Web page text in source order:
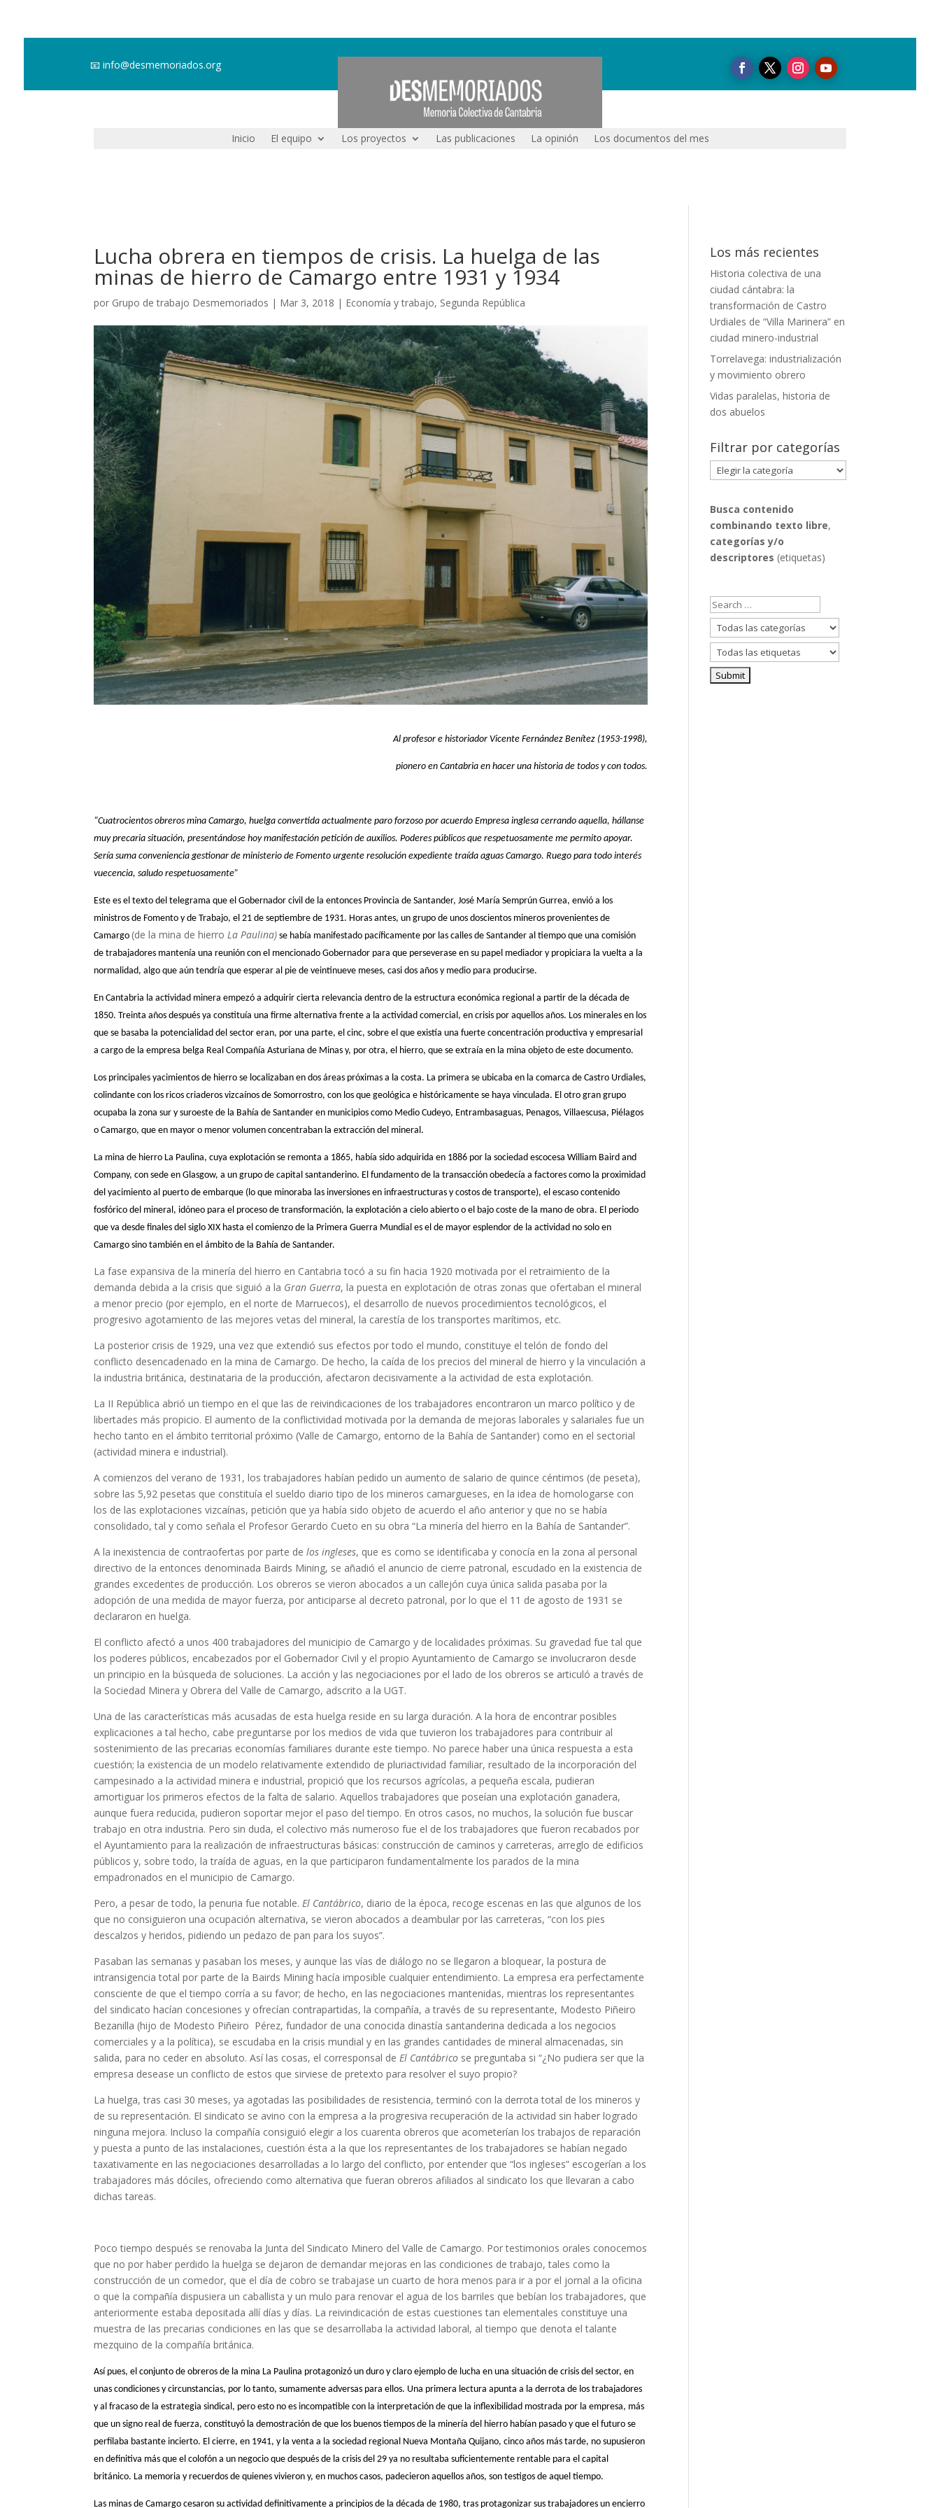
📧info@desmemoriados.org
Inicio El equipo Los proyectos Las publicaciones La opinión Los documentos del mes
Lucha obrera en tiempos de crisis. La huelga de las
minas de hierro de Camargo entre 1931 y 1934
por Grupo de trabajo Desmemoriados | Mar 3, 2018 | Economía y trabajo, Segunda República
Al profesor e historiador Vicente Fernández Benítez (1953-1998),
pionero en Cantabria en hacer una historia de todos y con todos.
“Cuatrocientos obreros mina Camargo, huelga convertida actualmente paro forzoso por acuerdo Empresa inglesa cerrando aquella, hállanse
muy precaria situación, presentándose hoy manifestación petición de auxilios. Poderes públicos que respetuosamente me permito apoyar.
Sería suma conveniencia gestionar de ministerio de Fomento urgente resolución expediente traída aguas Camargo. Ruego para todo interés
vuecencia, saludo respetuosamente”
Este es el texto del telegrama que el Gobernador civil de la entonces Provincia de Santander, José María Semprún Gurrea, envió a los
ministros de Fomento y de Trabajo, el 21 de septiembre de 1931. Horas antes, un grupo de unos doscientos mineros provenientes de
Camargo (de la mina de hierro La Paulina) se había manifestado pacíficamente por las calles de Santander al tiempo que una comisión
de trabajadores mantenía una reunión con el mencionado Gobernador para que perseverase en su papel mediador y propiciara la vuelta a la
normalidad, algo que aún tendría que esperar al pie de veintinueve meses, casi dos años y medio para producirse.
En Cantabria la actividad minera empezó a adquirir cierta relevancia dentro de la estructura económica regional a partir de la década de
1850. Treinta años después ya constituía una firme alternativa frente a la actividad comercial, en crisis por aquellos años. Los minerales en los
que se basaba la potencialidad del sector eran, por una parte, el cinc, sobre el que existía una fuerte concentración productiva y empresarial
a cargo de la empresa belga Real Compañía Asturiana de Minas y, por otra, el hierro, que se extraía en la mina objeto de este documento.
Los principales yacimientos de hierro se localizaban en dos áreas próximas a la costa. La primera se ubicaba en la comarca de Castro Urdiales,
colindante con los ricos criaderos vizcaínos de Somorrostro, con los que geológica e históricamente se haya vinculada. El otro gran grupo
ocupaba la zona sur y suroeste de la Bahía de Santander en municipios como Medio Cudeyo, Entrambasaguas, Penagos, Villaescusa, Piélagos
o Camargo, que en mayor o menor volumen concentraban la extracción del mineral.
La mina de hierro La Paulina, cuya explotación se remonta a 1865, había sido adquirida en 1886 por la sociedad escocesa William Baird and
Company, con sede en Glasgow, a un grupo de capital santanderino. El fundamento de la transacción obedecía a factores como la proximidad
del yacimiento al puerto de embarque (lo que minoraba las inversiones en infraestructuras y costos de transporte), el escaso contenido
fosfórico del mineral, idóneo para el proceso de transformación, la explotación a cielo abierto o el bajo coste de la mano de obra. El periodo
que va desde finales del siglo XIX hasta el comienzo de la Primera Guerra Mundial es el de mayor esplendor de la actividad no solo en
Camargo sino también en el ámbito de la Bahía de Santander.
La fase expansiva de la minería del hierro en Cantabria tocó a su fin hacia 1920 motivada por el retraimiento de la
demanda debida a la crisis que siguió a la Gran Guerra, la puesta en explotación de otras zonas que ofertaban el mineral
a menor precio (por ejemplo, en el norte de Marruecos), el desarrollo de nuevos procedimientos tecnológicos, el
progresivo agotamiento de las mejores vetas del mineral, la carestía de los transportes marítimos, etc.
La posterior crisis de 1929, una vez que extendió sus efectos por todo el mundo, constituye el telón de fondo del
conflicto desencadenado en la mina de Camargo. De hecho, la caída de los precios del mineral de hierro y la vinculación a
la industria británica, destinataria de la producción, afectaron decisivamente a la actividad de esta explotación.
La II República abrió un tiempo en el que las de reivindicaciones de los trabajadores encontraron un marco político y de
libertades más propicio. El aumento de la conflictividad motivada por la demanda de mejoras laborales y salariales fue un
hecho tanto en el ámbito territorial próximo (Valle de Camargo, entorno de la Bahía de Santander) como en el sectorial
(actividad minera e industrial).
A comienzos del verano de 1931, los trabajadores habían pedido un aumento de salario de quince céntimos (de peseta),
sobre las 5,92 pesetas que constituía el sueldo diario tipo de los mineros camargueses, en la idea de homologarse con
los de las explotaciones vizcaínas, petición que ya había sido objeto de acuerdo el año anterior y que no se había
consolidado, tal y como señala el Profesor Gerardo Cueto en su obra “La minería del hierro en la Bahía de Santander”.
A la inexistencia de contraofertas por parte delos ingleses, que es como se identificaba y conocía en la zona al personal
directivo de la entonces denominada Bairds Mining, se añadió el anuncio de cierre patronal, escudado en la existencia de
grandes excedentes de producción. Los obreros se vieron abocados a un callejón cuya única salida pasaba por la
adopción de una medida de mayor fuerza, por anticiparse al decreto patronal, por lo que el 11 de agosto de 1931 se
declararon en huelga.
El conflicto afectó a unos 400 trabajadores del municipio de Camargo y de localidades próximas. Su gravedad fue tal que
los poderes públicos, encabezados por el Gobernador Civil y el propio Ayuntamiento de Camargo se involucraron desde
un principio en la búsqueda de soluciones. La acción y las negociaciones por el lado de los obreros se articuló a través de
la Sociedad Minera y Obrera del Valle de Camargo, adscrito a la UGT.
Una de las características más acusadas de esta huelga reside en su larga duración. A la hora de encontrar posibles
explicaciones a tal hecho, cabe preguntarse por los medios de vida que tuvieron los trabajadores para contribuir al
sostenimiento de las precarias economías familiares durante este tiempo. No parece haber una única respuesta a esta
cuestión; la existencia de un modelo relativamente extendido de pluriactividad familiar, resultado de la incorporación del
campesinado a la actividad minera e industrial, propició que los recursos agrícolas, a pequeña escala, pudieran
amortiguar los primeros efectos de la falta de salario. Aquellos trabajadores que poseían una explotación ganadera,
aunque fuera reducida, pudieron soportar mejor el paso del tiempo. En otros casos, no muchos, la solución fue buscar
trabajo en otra industria. Pero sin duda, el colectivo más numeroso fue el de los trabajadores que fueron recabados por
el Ayuntamiento para la realización de infraestructuras básicas: construcción de caminos y carreteras, arreglo de edificios
públicos y, sobre todo, la traída de aguas, en la que participaron fundamentalmente los parados de la mina
empadronados en el municipio de Camargo.
Pero, a pesar de todo, la penuria fue notable. El Cantábrico, diario de la época, recoge escenas en las que algunos de los
que no consiguieron una ocupación alternativa, se vieron abocados a deambular por las carreteras, “con los pies
descalzos y heridos, pidiendo un pedazo de pan para los suyos”.
Pasaban las semanas y pasaban los meses, y aunque las vías de diálogo no se llegaron a bloquear, la postura de
intransigencia total por parte de la Bairds Mining hacía imposible cualquier entendimiento. La empresa era perfectamente
consciente de que el tiempo corría a su favor; de hecho, en las negociaciones mantenidas, mientras los representantes
del sindicato hacían concesiones y ofrecían contrapartidas, la compañía, a través de su representante, Modesto Piñeiro
Bezanilla (hijo de Modesto Piñeiro Pérez, fundador de una conocida dinastía santanderina dedicada a los negocios
comerciales y a la política), se escudaba en la crisis mundial y en las grandes cantidades de mineral almacenadas, sin
salida, para no ceder en absoluto. Así las cosas, el corresponsal de El Cantábrico se preguntaba si “¿No pudiera ser que la
empresa desease un conflicto de estos que sirviese de pretexto para resolver el suyo propio?
La huelga, tras casi 30 meses, ya agotadas las posibilidades de resistencia, terminó con la derrota total de los mineros y
de su representación. El sindicato se avino con la empresa a la progresiva recuperación de la actividad sin haber logrado
ninguna mejora. Incluso la compañía consiguió elegir a los cuarenta obreros que acometerían los trabajos de reparación
y puesta a punto de las instalaciones, cuestión ésta a la que los representantes de los trabajadores se habían negado
taxativamente en las negociaciones desarrolladas a lo largo del conflicto, por entender que “los ingleses” escogerían a los
trabajadores más dóciles, ofreciendo como alternativa que fueran obreros afiliados al sindicato los que llevaran a cabo
dichas tareas.
Poco tiempo después se renovaba la Junta del Sindicato Minero del Valle de Camargo. Por testimonios orales conocemos
que no por haber perdido la huelga se dejaron de demandar mejoras en las condiciones de trabajo, tales como la
construcción de un comedor, que el día de cobro se trabajase un cuarto de hora menos para ir a por el jornal a la oficina
o que la compañía dispusiera un caballista y un mulo para renovar el agua de los barriles que bebían los trabajadores, que
anteriormente estaba depositada allí días y días. La reivindicación de estas cuestiones tan elementales constituye una
muestra de las precarias condiciones en las que se desarrollaba la actividad laboral, al tiempo que denota el talante
mezquino de la compañía británica.
Así pues, el conjunto de obreros de la mina La Paulina protagonizó un duro y claro ejemplo de lucha en una situación de crisis del sector, en
unas condiciones y circunstancias, por lo tanto, sumamente adversas para ellos. Una primera lectura apunta a la derrota de los trabajadores
y al fracaso de la estrategia sindical, pero esto no es incompatible con la interpretación de que la inflexibilidad mostrada por la empresa, más
que un signo real de fuerza, constituyó la demostración de que los buenos tiempos de la minería del hierro habían pasado y que el futuro se
perfilaba bastante incierto. El cierre, en 1941, y la venta a la sociedad regional Nueva Montaña Quijano, cinco años más tarde, no supusieron
en definitiva más que el colofón a un negocio que después de la crisis del 29 ya no resultaba suficientemente rentable para el capital
británico. La memoria y recuerdos de quienes vivieron y, en muchos casos, padecieron aquellos años, son testigos de aquel tiempo.
Las minas de Camargo cesaron su actividad definitivamente a principios de la década de 1980, tras protagonizar sus trabajadores un encierro
Los más recientes
Historia colectiva de una
ciudad cántabra: la
transformación de Castro
Urdiales de “Villa Marinera” en
ciudad minero-industrial
Torrelavega: industrialización
y movimiento obrero
Vidas paralelas, historia de
dos abuelos
Filtrar por categorías
Filtrar
por
Busca contenido
combinando texto libre,
categorías y/o
descriptores (etiquetas)